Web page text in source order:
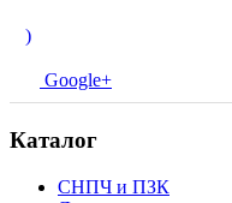
)
Google+
Каталог
СНПЧ и ПЗК